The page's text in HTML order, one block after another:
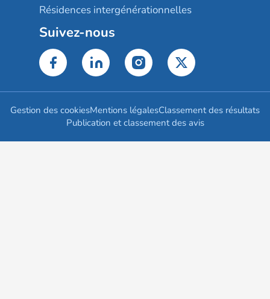
Résidences intergénérationnelles
Suivez-nous
Gestion des cookiesMentions légalesClassement des résultats
Publication et classement des avis